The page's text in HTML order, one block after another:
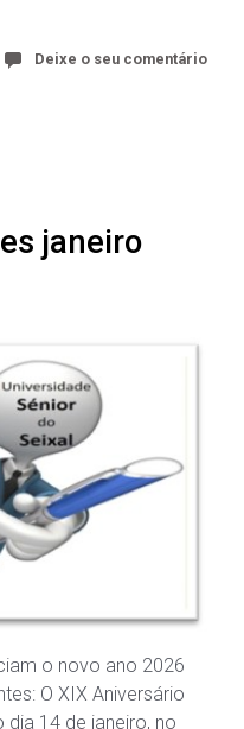
Deixe o seu comentário
janeiro
o novo ano 2026
O XIX Aniversário
14 de janeiro, no